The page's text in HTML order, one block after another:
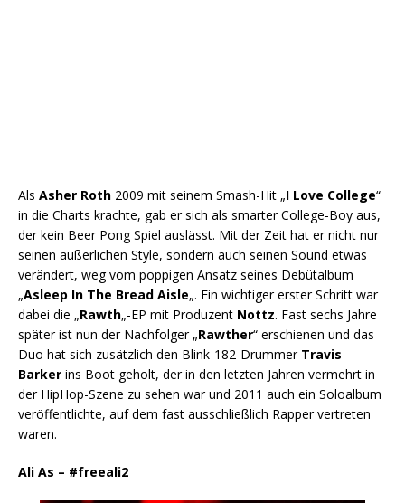
Als Asher Roth 2009 mit seinem Smash-Hit „I Love College“
in die Charts krachte, gab er sich als smarter College-Boy aus,
der kein Beer Pong Spiel auslässt. Mit der Zeit hat er nicht nur
seinen äußerlichen Style, sondern auch seinen Sound etwas
verändert, weg vom poppigen Ansatz seines Debütalbum
„Asleep In The Bread Aisle„. Ein wichtiger erster Schritt war
dabei die „Rawth„-EP mit Produzent Nottz. Fast sechs Jahre
später ist nun der Nachfolger „Rawther“ erschienen und das
Duo hat sich zusätzlich den Blink-182-Drummer Travis
Barker ins Boot geholt, der in den letzten Jahren vermehrt in
der HipHop-Szene zu sehen war und 2011 auch ein Soloalbum
veröffentlichte, auf dem fast ausschließlich Rapper vertreten
waren.
Ali As – #freeali2